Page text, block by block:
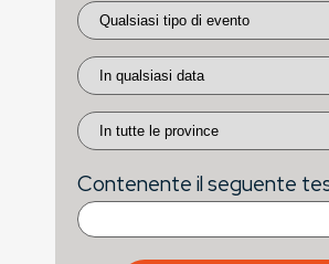
Contenente il seguente